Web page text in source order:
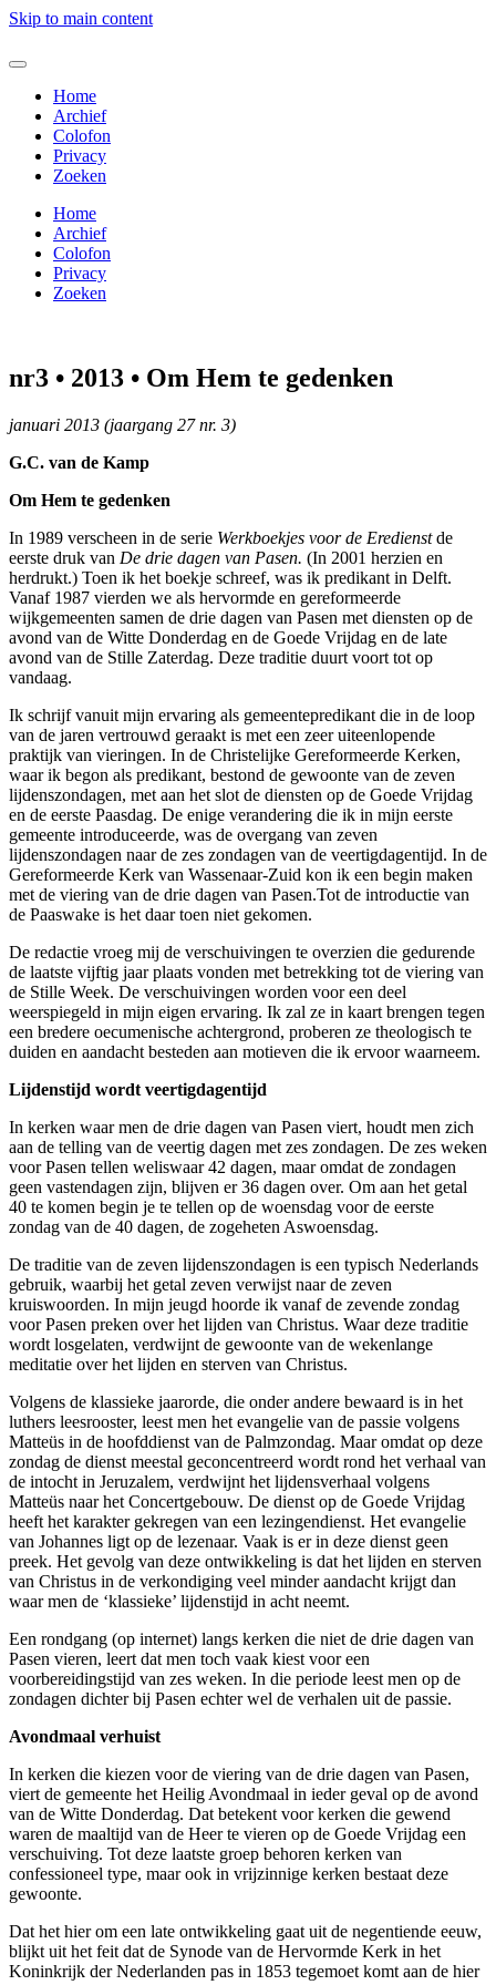
Skip to main content
Home
Archief
Colofon
Privacy
Zoeken
Home
Archief
Colofon
Privacy
Zoeken
nr3 • 2013 • Om Hem te gedenken
januari 2013 (jaargang 27 nr. 3)
G.C. van de Kamp
Om Hem te gedenken
In 1989 verscheen in de serie Werkboekjes voor de Eredienstde
eerste druk van De drie dagen van Pasen. (In 2001 herzien en
herdrukt.) Toen ik het boekje schreef, was ik predikant in Delft.
Vanaf 1987 vierden we als hervormde en gereformeerde
wijkgemeenten samen de drie dagen van Pasen met diensten op de
avond van de Witte Donderdag en de Goede Vrijdag en de late
avond van de Stille Zaterdag. Deze traditie duurt voort tot op
vandaag.
Ik schrijf vanuit mijn ervaring als gemeentepredikant die in de loop
van de jaren vertrouwd geraakt is met een zeer uiteenlopende
praktijk van vieringen. In de Christelijke Gereformeerde Kerken,
waar ik begon als predikant, bestond de gewoonte van de zeven
lijdenszondagen, met aan het slot de diensten op de Goede Vrijdag
en de eerste Paasdag. De enige verandering die ik in mijn eerste
gemeente introduceerde, was de overgang van zeven
lijdenszondagen naar de zes zondagen van de veertigdagentijd. In de
Gereformeerde Kerk van Wassenaar-Zuid kon ik een begin maken
met de viering van de drie dagen van Pasen.Tot de introductie van
de Paaswake is het daar toen niet gekomen.
De redactie vroeg mij de verschuivingen te overzien die gedurende
de laatste vijftig jaar plaats vonden met betrekking tot de viering van
de Stille Week. De verschuivingen worden voor een deel
weerspiegeld in mijn eigen ervaring. Ik zal ze in kaart brengen tegen
een bredere oecumenische achtergrond, proberen ze theologisch te
duiden en aandacht besteden aan motieven die ik ervoor waarneem.
Lijdenstijd wordt veertigdagentijd
In kerken waar men de drie dagen van Pasen viert, houdt men zich
aan de telling van de veertig dagen met zes zondagen. De zes weken
voor Pasen tellen weliswaar 42 dagen, maar omdat de zondagen
geen vastendagen zijn, blijven er 36 dagen over. Om aan het getal
40 te komen begin je te tellen op de woensdag voor de eerste
zondag van de 40 dagen, de zogeheten Aswoensdag.
De traditie van de zeven lijdenszondagen is een typisch Nederlands
gebruik, waarbij het getal zeven verwijst naar de zeven
kruiswoorden. In mijn jeugd hoorde ik vanaf de zevende zondag
voor Pasen preken over het lijden van Christus. Waar deze traditie
wordt losgelaten, verdwijnt de gewoonte van de wekenlange
meditatie over het lijden en sterven van Christus.
Volgens de klassieke jaarorde, die onder andere bewaard is in het
luthers leesrooster, leest men het evangelie van de passie volgens
Matteüs in de hoofddienst van de Palmzondag. Maar omdat op deze
zondag de dienst meestal geconcentreerd wordt rond het verhaal van
de intocht in Jeruzalem, verdwijnt het lijdensverhaal volgens
Matteüs naar het Concertgebouw. De dienst op de Goede Vrijdag
heeft het karakter gekregen van een lezingendienst. Het evangelie
van Johannes ligt op de lezenaar. Vaak is er in deze dienst geen
preek. Het gevolg van deze ontwikkeling is dat het lijden en sterven
van Christus in de verkondiging veel minder aandacht krijgt dan
waar men de ‘klassieke’ lijdenstijd in acht neemt.
Een rondgang (op internet) langs kerken die niet de drie dagen van
Pasen vieren, leert dat men toch vaak kiest voor een
voorbereidingstijd van zes weken. In die periode leest men op de
zondagen dichter bij Pasen echter wel de verhalen uit de passie.
Avondmaal verhuist
In kerken die kiezen voor de viering van de drie dagen van Pasen,
viert de gemeente het Heilig Avondmaal in ieder geval op de avond
van de Witte Donderdag. Dat betekent voor kerken die gewend
waren de maaltijd van de Heer te vieren op de Goede Vrijdag een
verschuiving. Tot deze laatste groep behoren kerken van
confessioneel type, maar ook in vrijzinnige kerken bestaat deze
gewoonte.
Dat het hier om een late ontwikkeling gaat uit de negentiende eeuw,
blijkt uit het feit dat de Synode van de Hervormde Kerk in het
Koninkrijk der Nederlanden pas in 1853 tegemoet komt aan de hier